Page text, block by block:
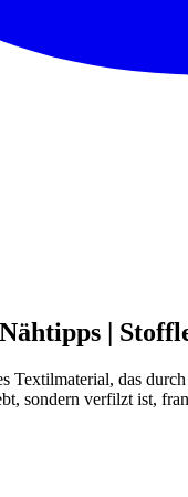
|
Textilmaterial, das
sondern verfilzt ist,